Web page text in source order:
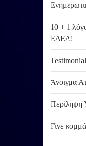
10 + 1
ΕΔΕΔ!
Άνοιγμα
Περίληψη
Γίνε